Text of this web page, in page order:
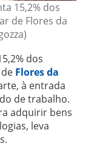
15,2% dos
de Flores da
dos
Flores da
à entrada
de trabalho.
adquirir bens
leva